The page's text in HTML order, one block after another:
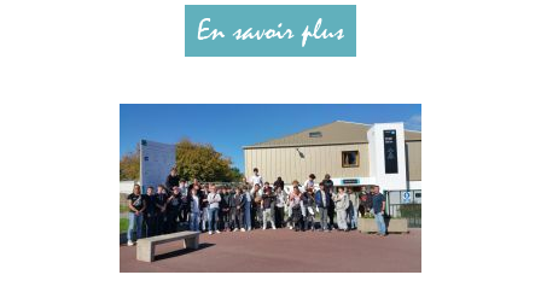
En savoir plus